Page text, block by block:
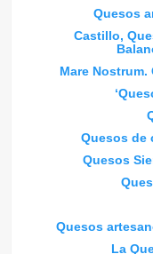
Quesos
Castillo,
Mare
Quesos de
Quesos
Quesos
La